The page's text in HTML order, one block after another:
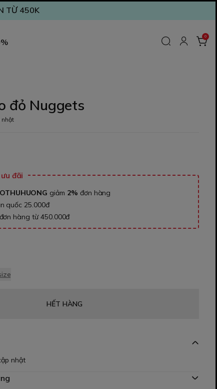
TỪ 450K
0
đỏ Nuggets
đãi
giảm 2% đơn hàng
quốc 25.000đ
hàng từ 450.000đ
HẾT HÀNG
nhật